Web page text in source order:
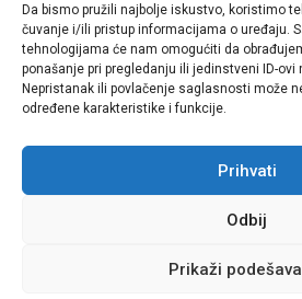
Da bismo pružili najbolje iskustvo, koristimo
čuvanje i/ili pristup informacijama o uređaju.
tehnologijama će nam omogućiti da
ponašanje pri pregledanju ili jedinstveni ID-ovi
Nepristanak ili povlačenje saglasnosti može
određene karakteristike i funkcije.
Prihvati
Odbij
Prikaži
Mi smo moderni portal zabavnog
priče iz života, svijeta showbiza,
Sva prava zadržana |
Dev: